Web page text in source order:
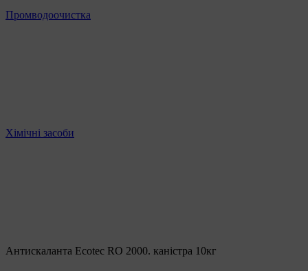
Промводоочистка
Хімічні засоби
Антискаланта Ecotec RO 2000. каністра 10кг